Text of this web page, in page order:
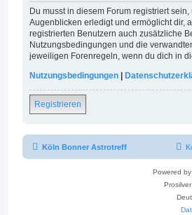
Du musst in diesem Forum registriert
Augenblicken erledigt und ermöglicht dir,
registrierten Benutzern auch zusätzliche
Nutzungsbedingungen und die
jeweiligen Forenregeln, wenn du dich in
Nutzungsbedingungen
Registrieren
Köln Bonner Astrotreff
Powered by